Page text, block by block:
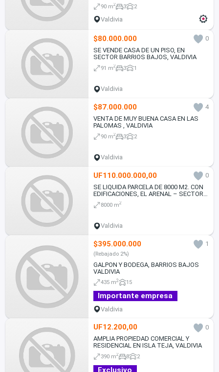
90 m2 3 2
Valdivia
$80.000.000
0
SE VENDE CASA DE UN PISO, EN
SECTOR BARRIOS BAJOS, VALDIVIA
91 m2 3 1
Valdivia
$87.000.000
4
VENTA DE MUY BUENA CASA EN LAS
PALOMAS , VALDIVIA
90 m2 3 2
Valdivia
UF110.000.000,00
0
SE LIQUIDA PARCELA DE 8000 M2. CON
EDIFICACIONES, EL ARENAL – SECTOR
ALTO
8000 m2
Valdivia
$395.000.000 1
(Rebajado 2%)
GALPON Y BODEGA, BARRIOS BAJOS
VALDIVIA
435 m2 15
Importante empresa
Valdivia
UF12.200,00
0
AMPLIA PROPIEDAD COMERCIAL Y
RESIDENCIAL EN ISLA TEJA, VALDIVIA
390 m2 8 2
Exclusivo